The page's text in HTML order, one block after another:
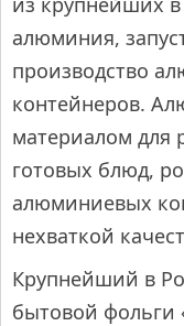
алюминия,
производство
контейнеров.
материалом для
готовых блюд,
алюминиевых
нехваткой
Крупнейший в
бытовой фольги